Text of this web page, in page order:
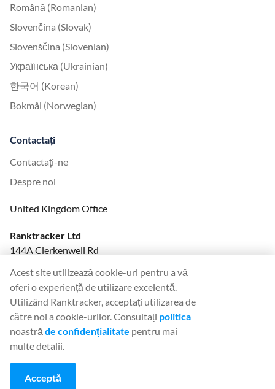
Română (Romanian)
Slovenčina (Slovak)
Slovenščina (Slovenian)
Українська (Ukrainian)
한국어 (Korean)
Bokmål (Norwegian)
Contactați
Contactați-ne
Despre noi
United Kingdom Office
Ranktracker Ltd
144A Clerkenwell Rd
Company No: 08820809
felix@ranktracker.com
2015 -
Acest site utilizează cookie-uri pentru a vă
oferi o experiență de utilizare excelentă.
Utilizând Ranktracker, acceptați utilizarea de
către noi a cookie-urilor. Consultați politica
noastră de confidențialitate pentru mai
multe detalii.
Acceptă